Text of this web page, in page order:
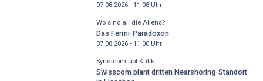
07.08.2026 - 11:08Uhr
Wo sind all die Aliens?
Das Fermi-Paradoxon
07.08.2026 - 11:00Uhr
Syndicom übt Kritik
Swisscom plant dritten Nearshoring-Standort